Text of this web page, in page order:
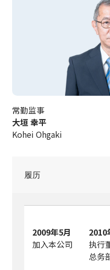
常勤监事
大垣 幸平
Kohei Ohgaki
履历
2009年5月
加入本公司
2010
执行
总务